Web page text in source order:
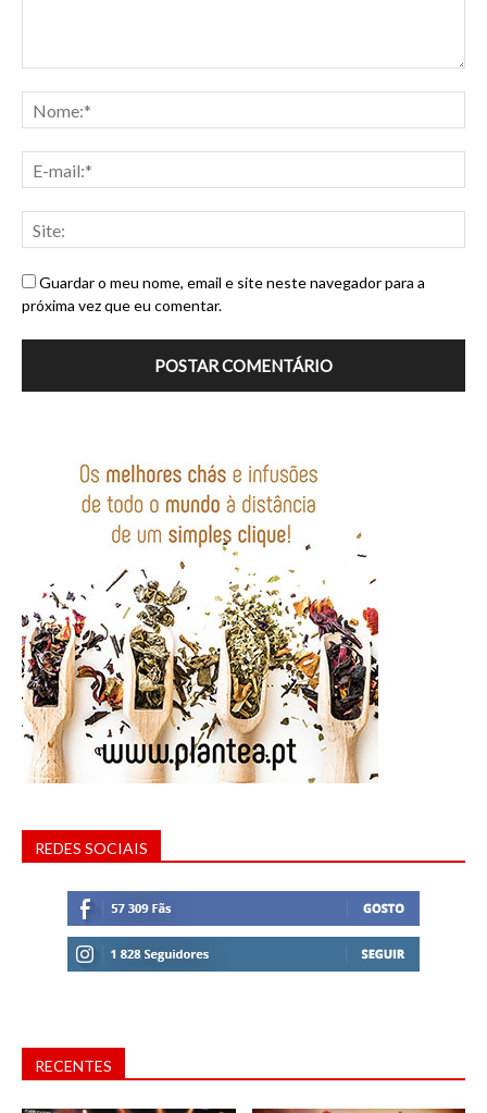
Guardar o meu nome, email e site neste navegador para a
próxima vez que eu comentar.
REDES SOCIAIS
RECENTES